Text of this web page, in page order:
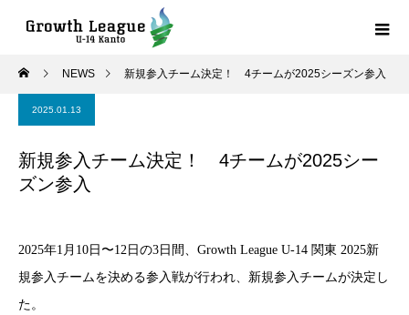
NEWS 新規参入チーム決定！ 4チームが2025シーズン参入
2025.01.13
新規参入チーム決定！ 4チームが2025シー
ズン参入
2025年1月10日〜12日の3日間、Growth League U-14 関東 2025新
規参入チームを決める参入戦が行われ、新規参入チームが決定し
た。